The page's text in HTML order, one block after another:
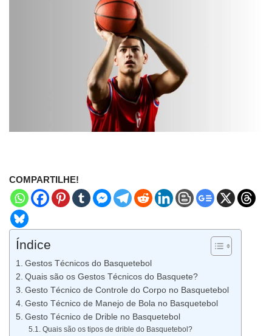
COMPARTILHE!
Índice
Gestos Técnicos do Basquetebol
Quais são os Gestos Técnicos do Basquete?
Gesto Técnico de Controle do Corpo no Basquetebol
Gesto Técnico de Manejo de Bola no Basquetebol
Gesto Técnico de Drible no Basquetebol
Quais são os tipos de drible do Basquetebol?